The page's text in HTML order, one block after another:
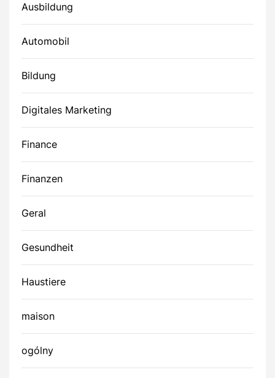
Ausbildung
Automobil
Bildung
Digitales Marketing
Finance
Finanzen
Geral
Gesundheit
Haustiere
maison
ogólny